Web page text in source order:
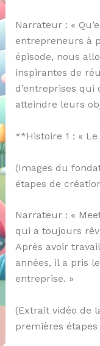
Narrateur : «
entrepreneurs à
épisode, nous
inspirantes de
d’entreprises
atteindre leurs
**Histoire 1 : «
(Images du
étapes de
Narrateur : «
qui a toujours
Après avoir
années, il a pris
entreprise. »
(Extrait vidéo de
premières